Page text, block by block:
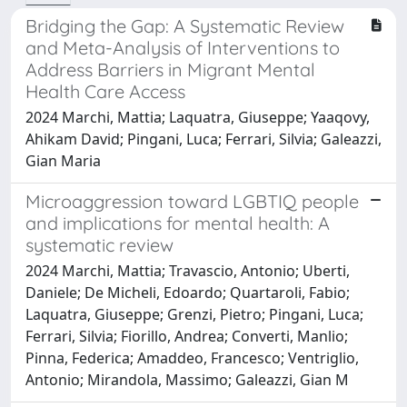
Bridging the Gap: A Systematic Review
and Meta-Analysis of Interventions to
Address Barriers in Migrant Mental
Health Care Access
2024 Marchi, Mattia; Laquatra, Giuseppe; Yaaqovy,
Ahikam David; Pingani, Luca; Ferrari, Silvia; Galeazzi,
Gian Maria
Microaggression toward LGBTIQ people
and implications for mental health: A
systematic review
2024 Marchi, Mattia; Travascio, Antonio; Uberti,
Daniele; De Micheli, Edoardo; Quartaroli, Fabio;
Laquatra, Giuseppe; Grenzi, Pietro; Pingani, Luca;
Ferrari, Silvia; Fiorillo, Andrea; Converti, Manlio;
Pinna, Federica; Amaddeo, Francesco; Ventriglio,
Antonio; Mirandola, Massimo; Galeazzi, Gian M